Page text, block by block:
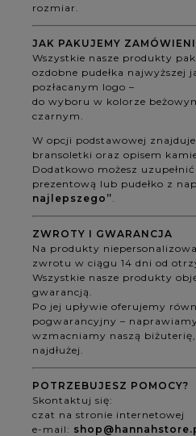
rozmiar.
JAK PAKUJEMY
Wszystkie nasze produkty
ozdobne pudełka najwyższej
pozłacanym logo –
do wyboru w kolorze
czarnym.
W opcji podstawowej
bransoletki oraz opisem
Dodatkowo możesz
prezentową lub pudełko z
najlepszego”
ZWROTY I GWARANCJA
Na produkty
zwrotu w ciągu 14 dni od
Wszystkie nasze produkty
gwarancją.
Po jej upływie oferujemy
pogwarancyjny –
wzmacniamy naszą biżuterię,
najdłużej.
POTRZEBUJESZ POMOCY?
Skontaktuj się:
czat na stronie internetowej
e-mail: